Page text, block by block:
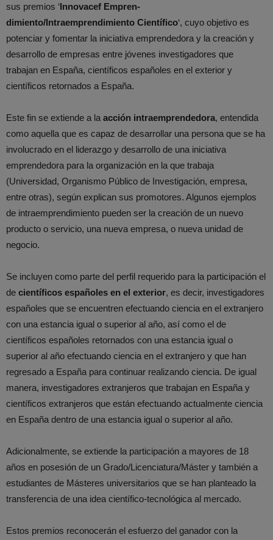
sus premios ‘Innovacef Empren-
dimiento/Intraemprendimiento Científico‘, cuyo objetivo es
potenciar y fomentar la iniciativa emprendedora y la creación y
desarrollo de empresas entre jóvenes investigadores que
trabajan en España, científicos españoles en el exterior y
científicos retornados a España.
Este fin se extiende a la acción intraemprendedora, entendida
como aquella que es capaz de desarrollar una persona que se ha
involucrado en el liderazgo y desarrollo de una iniciativa
emprendedora para la organización en la que trabaja
(Universidad, Organismo Público de Investigación, empresa,
entre otras), según explican sus promotores. Algunos ejemplos
de intraemprendimiento pueden ser la creación de un nuevo
producto o servicio, una nueva empresa, o nueva unidad de
negocio.
Se incluyen como parte del perfil requerido para la participación el
de científicos españoles en el exterior, es decir, investigadores
españoles que se encuentren efectuando ciencia en el extranjero
con una estancia igual o superior al año, así como el de
científicos españoles retornados con una estancia igual o
superior al año efectuando ciencia en el extranjero y que han
regresado a España para continuar realizando ciencia. De igual
manera, investigadores extranjeros que trabajan en España y
científicos extranjeros que están efectuando actualmente ciencia
en España dentro de una estancia igual o superior al año.
Adicionalmente, se extiende la participación a mayores de 18
años en posesión de un Grado/Licenciatura/Máster y también a
estudiantes de Másteres universitarios que se han planteado la
transferencia de una idea científico-tecnológica al mercado.
Estos premios reconocerán el esfuerzo del ganador con la